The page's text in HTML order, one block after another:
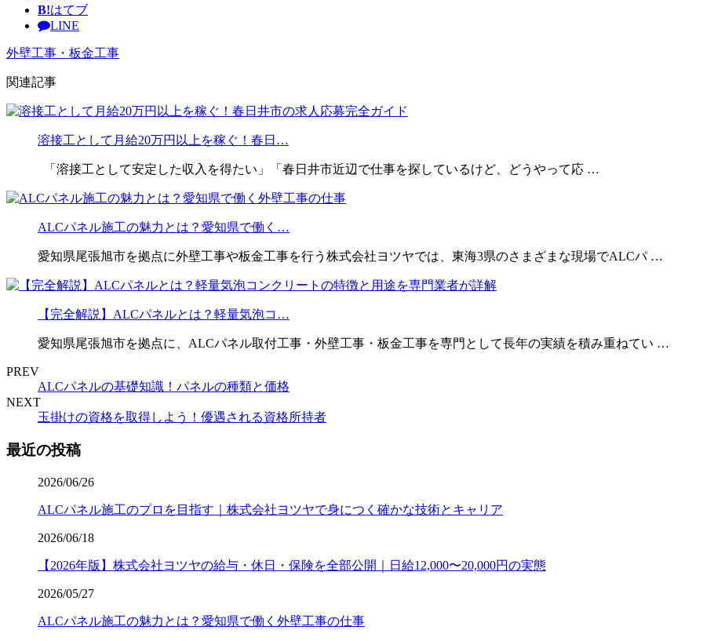
B!はてブ
LINE
外壁工事・板金工事
関連記事
溶接工として月給20万円以上を稼ぐ！春日…
「溶接工として安定した収入を得たい」「春日井市近辺で仕事を探しているけど、どうやって応 …
ALCパネル施工の魅力とは？愛知県で働く…
愛知県尾張旭市を拠点に外壁工事や板金工事を行う株式会社ヨツヤでは、東海3県のさまざまな現場でALCパ …
【完全解説】ALCパネルとは？軽量気泡コ…
愛知県尾張旭市を拠点に、ALCパネル取付工事・外壁工事・板金工事を専門として長年の実績を積み重ねてい …
PREV
ALCパネルの基礎知識！パネルの種類と価格
NEXT
玉掛けの資格を取得しよう！優遇される資格所持者
最近の投稿
2026/06/26
ALCパネル施工のプロを目指す｜株式会社ヨツヤで身につく確かな技術とキャリア
2026/06/18
【2026年版】株式会社ヨツヤの給与・休日・保険を全部公開｜日給12,000〜20,000円の実態
2026/05/27
ALCパネル施工の魅力とは？愛知県で働く外壁工事の仕事